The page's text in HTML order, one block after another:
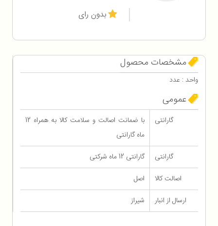
بدون رای
مشخصات محصول
واحد : عدد
عمومی
گارانتی
با ضمانت اصالت و سلامت کالا به همراه 12
ماه گارانتی
گارانتی
گارانتی 12 ماه شرکتی
اصالت کالا
اصل
ارسال از انبار
شیراز